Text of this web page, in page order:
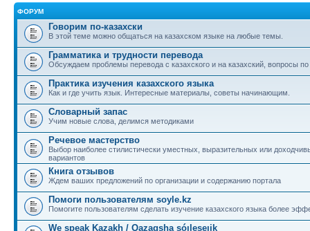
ФОРУМ
Говорим по-казахски
В этой теме можно общаться на казахском языке на любые темы.
Грамматика и трудности перевода
Обсуждаем проблемы перевода с казахского и на казахский, вопросы
Практика изучения казахского языка
Как и где учить язык. Интересные материалы, советы начинающим.
Словарный запас
Учим новые слова, делимся методиками
Речевое мастерство
Выбор наиболее стилистически уместных, выразительных или
вариантов
Книга отзывов
Ждем ваших предложений по организации и содержанию портала
Помоги пользователям soyle.kz
Помогите пользователям сделать изучение казахского языка более
We speak Kazakh / Qazaqsha sóıleseıik